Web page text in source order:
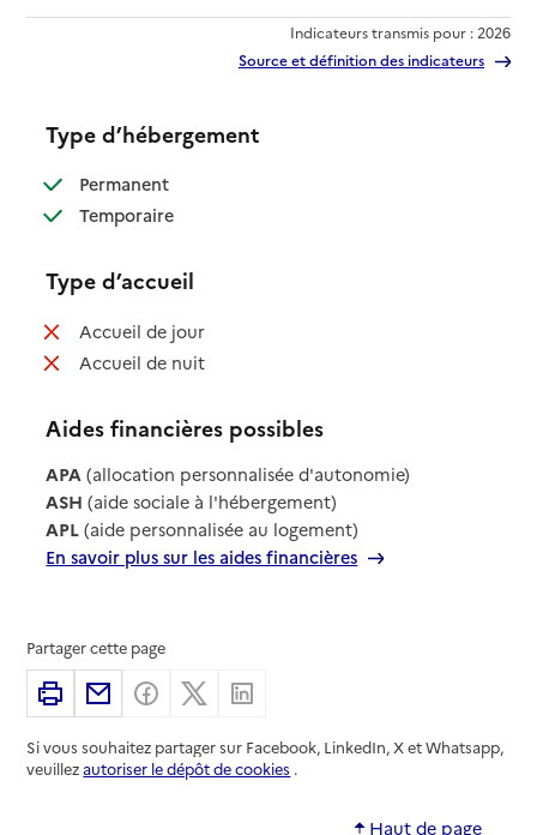
Indicateurs transmis pour : 2026
Source et définition des indicateurs
Type d’hébergement
Permanent: disponible
Temporaire: disponible
Type d’accueil
Accueil de jour: non disponible
Accueil de nuit: non disponible
Aides financières possibles
APA (allocation personnalisée d'autonomie)
ASH (aide sociale à l'hébergement)
APL (aide personnalisée au logement)
En savoir plus sur les aides financières
Partager cette page
ImprimerPartager par email
Partager sur Facebook
Partager sur X
Si vous souhaitez partager sur Facebook, LinkedIn, X et Whatsapp,
veuillezautoriser le dépôt de cookies .
Haut de page